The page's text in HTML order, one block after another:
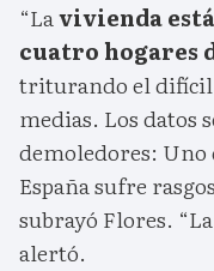
“Lavivienda
cuatro hogares
triturando el difícil
medias. Los datos
demoledores: Uno
España sufre
subrayó Flores.
alertó.